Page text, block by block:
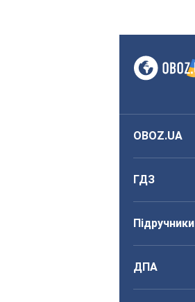
OBOZ.UA
ГДЗ
Підручники
ДПА